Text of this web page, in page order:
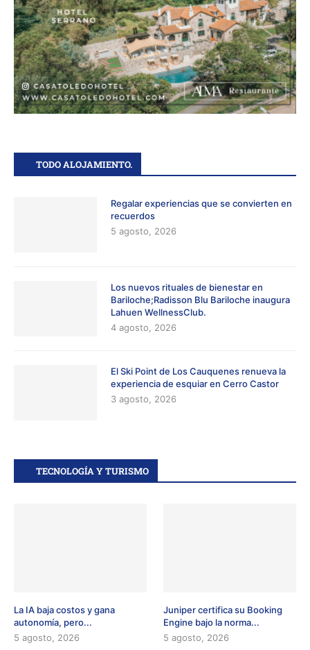
TODO ALOJAMIENTO.
Regalar experiencias que se convierten en
recuerdos
5 agosto, 2026
Los nuevos rituales de bienestar en
Bariloche;Radisson Blu Bariloche inaugura
Lahuen WellnessClub.
4 agosto, 2026
El Ski Point de Los Cauquenes renueva la
experiencia de esquiar en Cerro Castor
3 agosto, 2026
TECNOLOGÍA Y TURISMO
La IA baja costos y gana
autonomía, pero...
5 agosto, 2026
Juniper certifica su Booking
Engine bajo la norma...
5 agosto, 2026